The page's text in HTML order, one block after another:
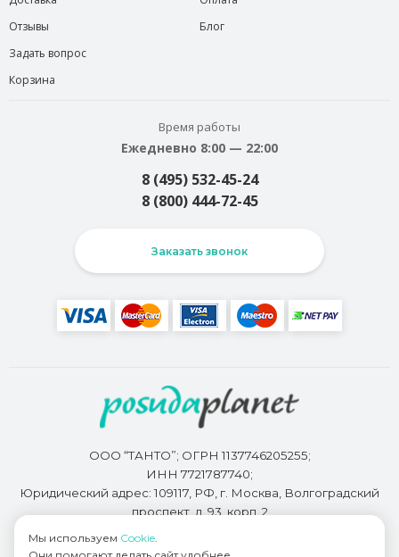
Отзывы
Задать вопрос
Корзина
Блог
Время работы
Ежедневно 8:00 — 22:00
8 (495) 532-45-24
8 (800) 444-72-45
Заказать звонок
ООО “ТАНТО”; ОГРН 1137746205255;
ИНН 7721787740;
Юридический адрес: 109117, РФ, г. Москва, Волгоградский
проспект, д. 93, корп. 2
Мы используем Cookie.